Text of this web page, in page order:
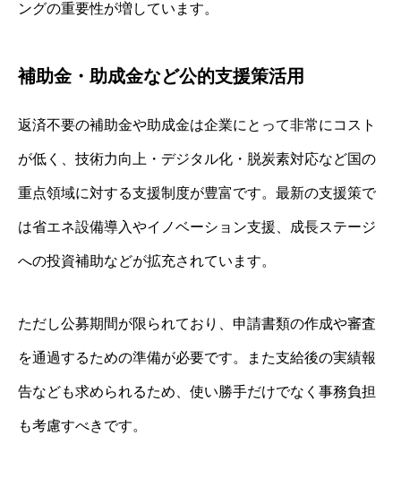
ングの重要性が増しています。
補助金・助成金など公的支援策活用
返済不要の補助金や助成金は企業にとって非常にコスト
が低く、技術力向上・デジタル化・脱炭素対応など国の
重点領域に対する支援制度が豊富です。最新の支援策で
は省エネ設備導入やイノベーション支援、成長ステージ
への投資補助などが拡充されています。
ただし公募期間が限られており、申請書類の作成や審査
を通過するための準備が必要です。また支給後の実績報
告なども求められるため、使い勝手だけでなく事務負担
も考慮すべきです。